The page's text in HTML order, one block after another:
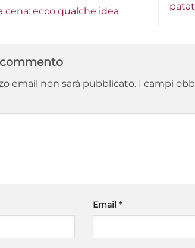
cena: ecco qualche idea
email non sarà pubblicato. I campi
Email *